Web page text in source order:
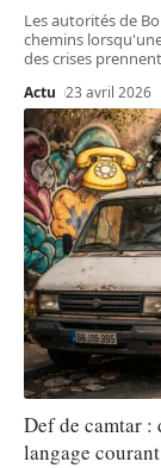
Les autorités de
chemins
des crises
Actu 23 avril 2026
Def de camtar
langage courant